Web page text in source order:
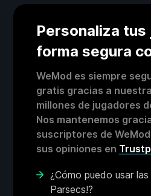
Personaliza tus
forma segura
WeMod es siempre
gratis gracias a
millones de jugadores
Nos mantenemos
suscriptores de
sus opiniones en
¿Cómo puedo usar
Parsecs!?